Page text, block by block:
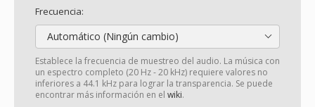
Frecuencia:
Automático (Ningún cambio)
Establece la frecuencia de muestreo del audio. La música con
un espectro completo (20 Hz - 20 kHz) requiere valores no
inferiores a 44.1 kHz para lograr la transparencia. Se puede
encontrar más información en el wiki.